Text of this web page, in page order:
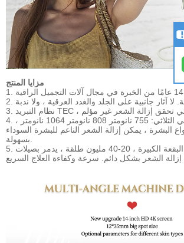
مزايا المنتج
4. الشعبية. الطول الموجي الثلاثي: 755 نانومتر 808 نانومتر 1064 نانومتر ،
البشرة ، يمكن إزالة الشعر الناعم للبشرة السوداء
5. طاقة عالية. حجم البقعة الكبيرة ، 20-40 مليون طلقة ، يدمر بصيلات